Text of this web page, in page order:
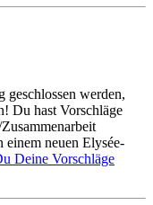
geschlossen werden,
Du hast Vorschläge
einem neuen Elysée-
Deine Vorschläge